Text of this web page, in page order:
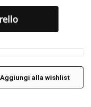
Aggiungi alla wishlist